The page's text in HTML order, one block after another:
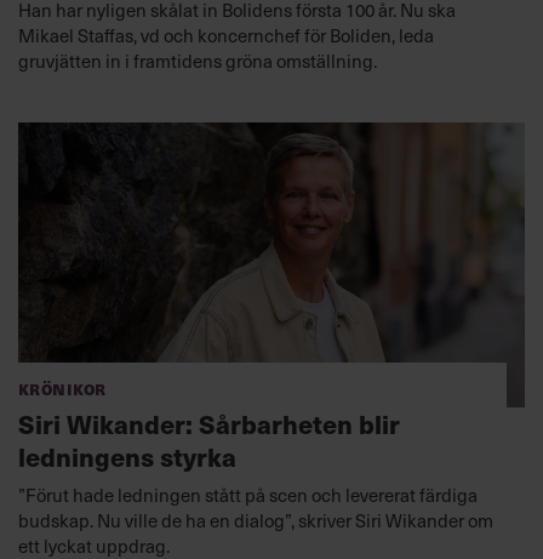
Han har nyligen skålat in Bolidens första 100 år. Nu ska
Mikael Staffas, vd och koncernchef för Boliden, leda
gruvjätten in i framtidens gröna omställning.
Krönikor
Siri Wikander: Sårbarheten blir
ledningens styrka
”Förut hade ledningen stått på scen och levererat färdiga
budskap. Nu ville de ha en dialog”, skriver Siri Wikander om
ett lyckat uppdrag.